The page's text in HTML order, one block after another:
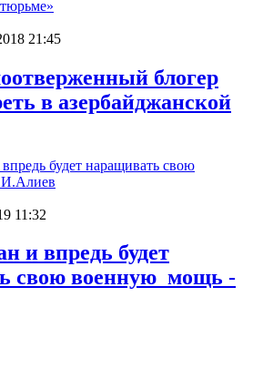
21:45
блогер
в азербайджанской
11:32
и впредь будет
свою военную мощь -